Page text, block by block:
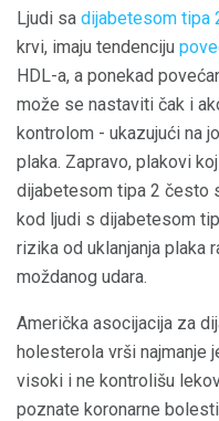
Ljudi sa dijabetesom tipa
krvi, imaju tendenciju
HDL-a, a ponekad
može se nastaviti čak i
kontrolom - ukazujući na
plaka. Zapravo, plakovi
dijabetesom tipa 2 često
kod ljudi s dijabetesom
rizika od uklanjanja plaka
moždanog udara.
Američka asocijacija za
holesterola vrši najmanje
visoki i ne kontrolišu
poznate koronarne